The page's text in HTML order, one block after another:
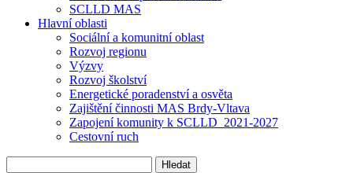
SCLLD MAS
Hlavní oblasti
Sociální a komunitní oblast
Rozvoj regionu
Výzvy
Rozvoj školství
Energetické poradenství a osvěta
Zajištění činnosti MAS Brdy-Vltava
Zapojení komunity k SCLLD_2021-2027
Cestovní ruch